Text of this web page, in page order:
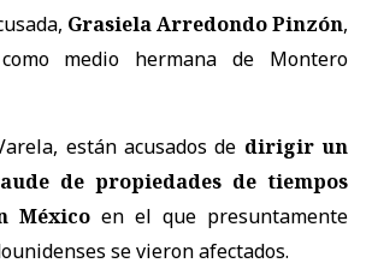
Grasiela Arredondo Pinzón,
medio hermana de Montero
están acusados de dirigir un
de propiedades de tiempos
México en el que presuntamente
se vieron afectados.